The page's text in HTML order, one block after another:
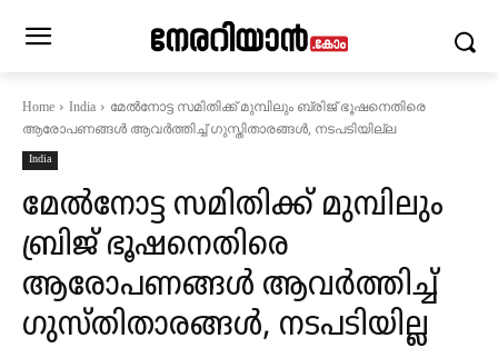
Home India
മേല്‍നോട്ട സമിതിക്ക് മുമ്പിലും ബ്രിജ് ഭൂഷനെതിരെ
ആരോപണങ്ങള്‍ ആവര്‍ത്തിച്ച് ഗുസ്തിതാരങ്ങള്‍, നടപടിയില്ല
India
മേല്‍നോട്ട സമിതിക്ക് മുമ്പിലും
ബ്രിജ് ഭൂഷനെതിരെ
ആരോപണങ്ങള്‍ ആവര്‍ത്തിച്ച്
ഗുസ്തിതാരങ്ങള്‍, നടപടിയില്ല